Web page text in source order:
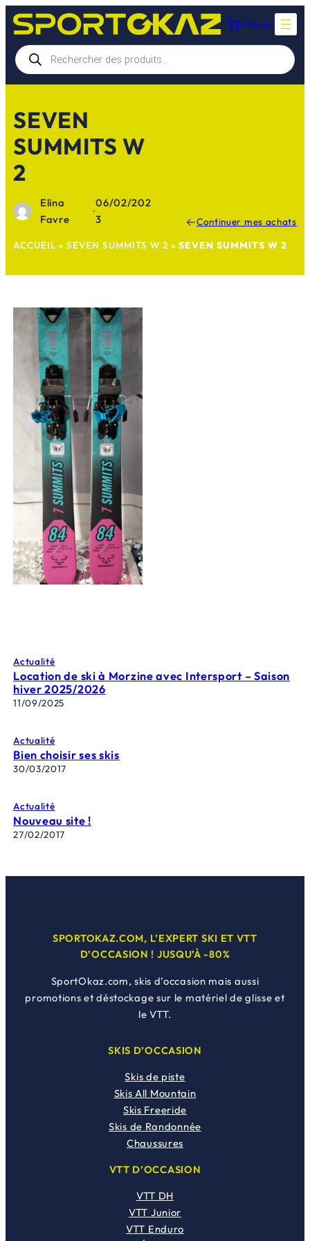
Aller
au
contenu
Panier
Recherche
de
produits
SEVEN
SUMMITS W
2
Elina
Favre
·
06/02/202
3
Continuer mes achats
ACCUEIL » SEVEN SUMMITS W 2 » SEVEN SUMMITS W 2
Actualité
Location de ski à Morzine avec Intersport – Saison
hiver 2025/2026
11/09/2025
Actualité
Bien choisir ses skis
30/03/2017
Actualité
Nouveau site !
27/02/2017
SPORTOKAZ.COM, L’EXPERT SKI ET VTT
D’OCCASION ! JUSQU’À -80%
SportOkaz.com, skis d’occasion mais aussi
promotions et déstockage sur le matériel de glisse et
le VTT.
SKIS D’OCCASION
Skis de piste
Skis All Mountain
Skis Freeride
Skis de Randonnée
Chaussures
VTT D’OCCASION
VTT DH
VTT Junior
VTT Enduro